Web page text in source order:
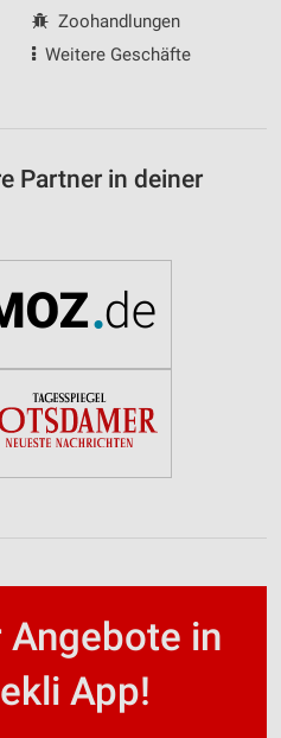
Zoohandlungen
Weitere Geschäfte
Partner in deiner
Angebote in
App!